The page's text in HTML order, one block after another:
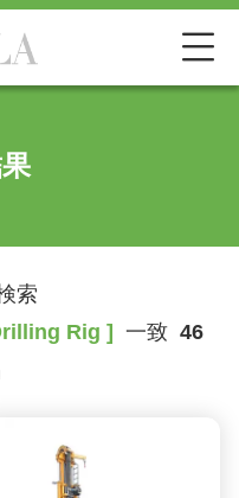
索
Rig ]
一致 46